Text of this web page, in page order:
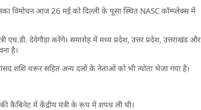
विमोचन आज 26 मई को दिल्ली के पूसा स्थित NASC कॉम्प्लेक्स में
एच.डी. देवेगौड़ा करेंगे। समारोह में मध्य प्रदेश, उत्तर प्रदेश, उत्तराखंड और
है।
शशि थरूर सहित अन्य दलों के नेताओं को भी न्योता भेजा गया है।
की कैबिनेट में केंद्रीय मंत्री के रूप में शपथ ली थी।